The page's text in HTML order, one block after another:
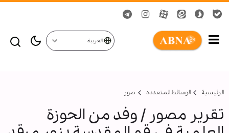
العربية
الرئيسية الوسائط المتعدده صور
تقریر مصور / وفد من الحوزة